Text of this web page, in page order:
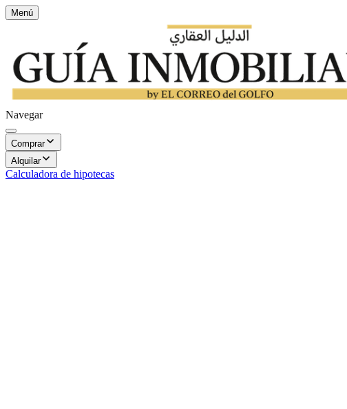
Menú
Navegar
Comprar
Alquilar
Calculadora de hipotecas